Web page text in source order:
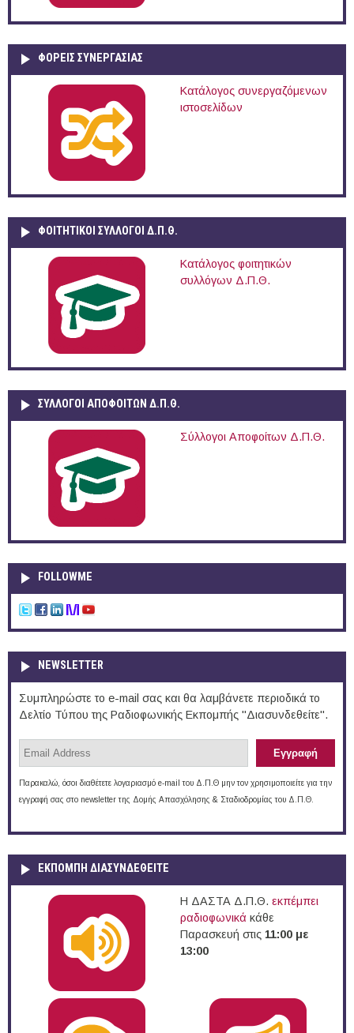
ΦΟΡΕΙΣ ΣΥΝΕΡΓΑΣΙΑΣ
Κατάλογος συνεργαζόμενων
ιστοσελίδων
ΦΟΙΤΗΤΙΚΟΙ ΣΥΛΛΟΓΟΙ Δ.Π.Θ.
Κατάλογος φοιτητικών
συλλόγων Δ.Π.Θ.
ΣΥΛΛΟΓΟΙ ΑΠΟΦΟΙΤΩΝ Δ.Π.Θ.
Σύλλογοι Αποφοίτων Δ.Π.Θ.
FOLLOWME
NEWSLETTER
Συμπληρώστε το e-mail σας και θα λαμβάνετε περιοδικά το
Δελτίο Τύπου της Ραδιοφωνικής Εκπομπής "Διασυνδεθείτε".
Παρακαλώ, όσοι διαθέτετε λογαριασμό e-mail του Δ.Π.Θ μην τον χρησιμοποιείτε για την
εγγραφή σας στο newsletter της Δομής Απασχόλησης & Σταδιοδρομίας του Δ.Π.Θ.
ΕΚΠΟΜΠΉ ΔΙΑΣΥΝΔΕΘΕΊΤΕ
Η ΔΑΣΤΑ Δ.Π.Θ. εκπέμπει
ραδιοφωνικά κάθε
Παρασκευή στις 11:00 με
13:00